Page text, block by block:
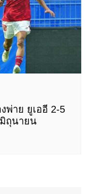
พ่าย ยูเออี 2-5
ถุนายน